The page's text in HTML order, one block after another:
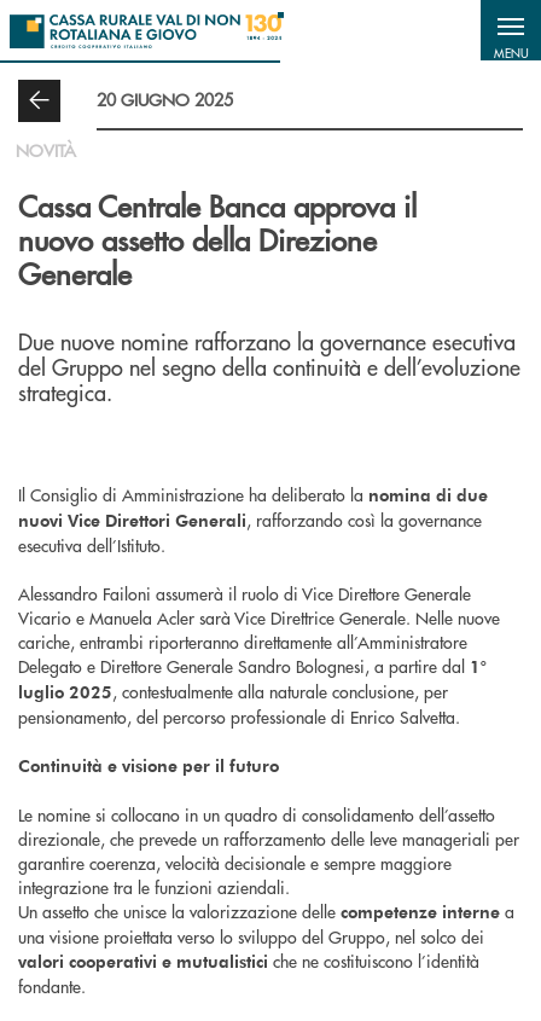
Salta al contenuto principale
MENU
20 GIUGNO 2025
NOVITÀ
Cassa Centrale Banca approva il
nuovo assetto della Direzione
Generale
Due nuove nomine rafforzano la governance esecutiva
del Gruppo nel segno della continuità e dell’evoluzione
strategica.
Il Consiglio di Amministrazione ha deliberato la nomina di due
nuovi Vice Direttori Generali, rafforzando così la governance
esecutiva dell’Istituto.
Alessandro Failoni assumerà il ruolo di Vice Direttore Generale
Vicario e Manuela Acler sarà Vice Direttrice Generale. Nelle nuove
cariche, entrambi riporteranno direttamente all’Amministratore
Delegato e Direttore Generale Sandro Bolognesi, a partire dal 1°
luglio 2025, contestualmente alla naturale conclusione, per
pensionamento, del percorso professionale di Enrico Salvetta.
Continuità e visione per il futuro
Le nomine si collocano in un quadro di consolidamento dell’assetto
direzionale, che prevede un rafforzamento delle leve manageriali per
garantire coerenza, velocità decisionale e sempre maggiore
integrazione tra le funzioni aziendali.
Un assetto che unisce la valorizzazione delle competenze interne a
una visione proiettata verso lo sviluppo del Gruppo, nel solco dei
valori cooperativi e mutualistici che ne costituiscono l’identità
fondante.